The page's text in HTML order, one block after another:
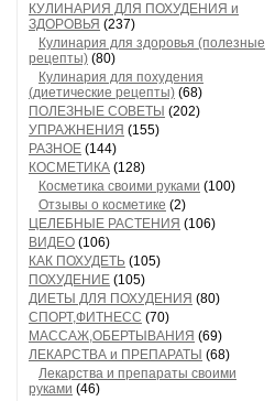
КУЛИНАРИЯ ДЛЯ ПОХУДЕНИЯ и
ЗДОРОВЬЯ (237)
Кулинария для здоровья (полезные
рецепты) (80)
Кулинария для похудения
(диетические рецепты) (68)
ПОЛЕЗНЫЕ СОВЕТЫ (202)
УПРАЖНЕНИЯ (155)
РАЗНОЕ (144)
КОСМЕТИКА (128)
Косметика своими руками (100)
Отзывы о косметике (2)
ЦЕЛЕБНЫЕ РАСТЕНИЯ (106)
ВИДЕО (106)
КАК ПОХУДЕТЬ (105)
ПОХУДЕНИЕ (105)
ДИЕТЫ ДЛЯ ПОХУДЕНИЯ (80)
СПОРТ,ФИТНЕСС (70)
МАССАЖ,ОБЕРТЫВАНИЯ (69)
ЛЕКАРСТВА и ПРЕПАРАТЫ (68)
Лекарства и препараты своими
руками (46)